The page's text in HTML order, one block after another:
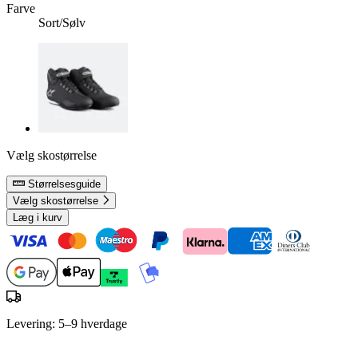
Farve
Sort/Sølv
Vælg skostørrelse
Størrelsesguide
Vælg skostørrelse
Læg i kurv
Levering: 5–9 hverdage